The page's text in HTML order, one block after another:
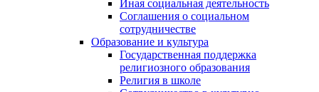
Иная социальная деятельность
Соглашения о социальном
сотрудничестве
Образование и культура
Государственная поддержка
религиозного образования
Религия в школе